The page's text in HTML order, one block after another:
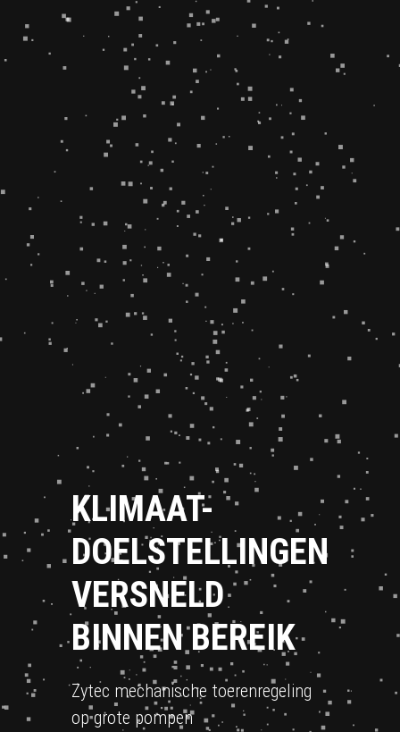
KLIMAAT-
DOELSTELLINGEN
VERSNELD
BINNEN BEREIK
Zytec mechanische toerenregeling
op grote pompen